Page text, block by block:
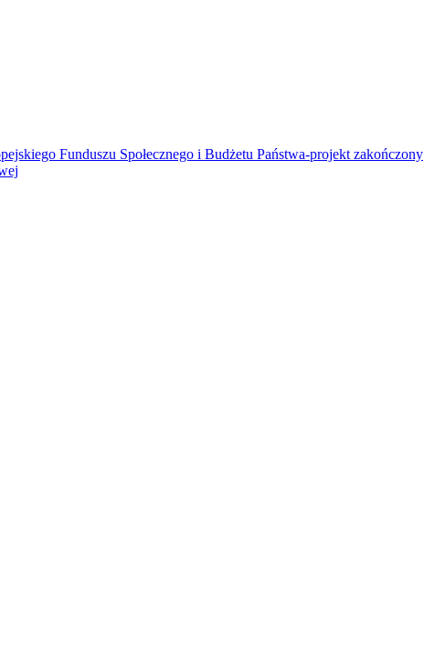
Funduszu Społecznego i Budżetu Państwa-projekt zakończony